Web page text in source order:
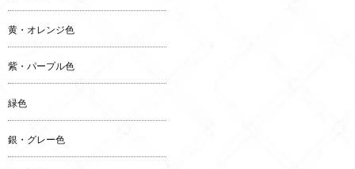
黄・オレンジ色
紫・パープル色
緑色
銀・グレー色